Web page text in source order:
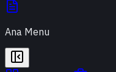
Ana Menu